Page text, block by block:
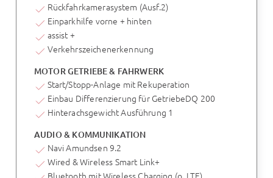
Rückfahrkamerasystem (Ausf.2)
Einparkhilfe vorne + hinten
assist +
Verkehrszeichenerkennung
MOTOR GETRIEBE & FAHRWERK
Start/Stopp-Anlage mit Rekuperation
Einbau Differenzierung für GetriebeDQ 200
Hinterachsgewicht Ausführung 1
AUDIO & KOMMUNIKATION
Navi Amundsen 9.2
Wired & Wireless Smart Link+
Bluetooth mit Wireless Charging (o. LTE)